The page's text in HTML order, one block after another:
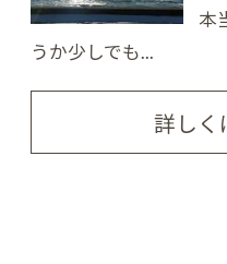
本
うか少しでも...
詳しく